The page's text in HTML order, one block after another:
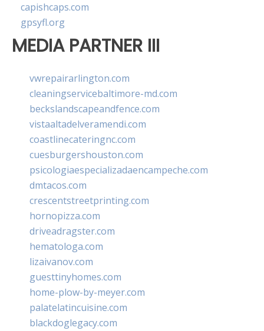
capishcaps.com
gpsyfl.org
MEDIA PARTNER III
vwrepairarlington.com
cleaningservicebaltimore-md.com
beckslandscapeandfence.com
vistaaltadelveramendi.com
coastlinecateringnc.com
cuesburgershouston.com
psicologiaespecializadaencampeche.com
dmtacos.com
crescentstreetprinting.com
hornopizza.com
driveadragster.com
hematologa.com
lizaivanov.com
guesttinyhomes.com
home-plow-by-meyer.com
palatelatincuisine.com
blackdoglegacy.com